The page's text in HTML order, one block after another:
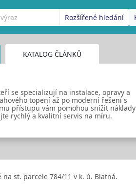
Rozšířené hledání
KATALOG ČLÁNKŮ
se specializují na instalace, opravy a
topení až po moderní řešení s
přístupu vám pomohou snížit náklady
rychlý a kvalitní servis na míru.
st. parcele 784/11 v k. ú. Blatná.